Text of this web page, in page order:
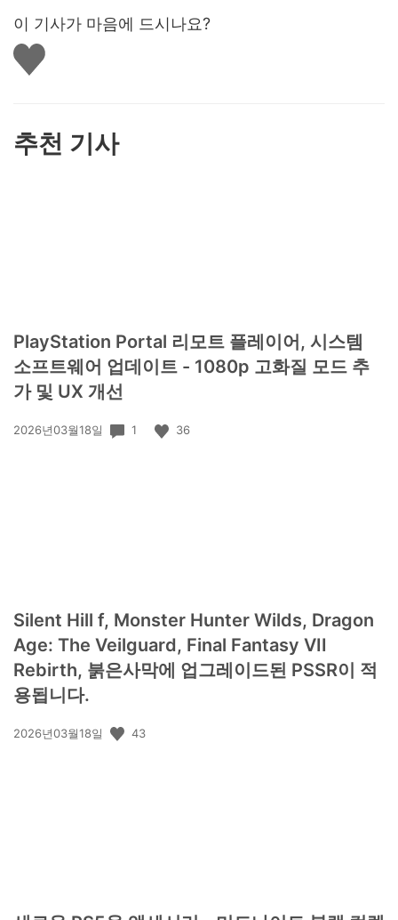
이 기사가 마음에 드시나요?
좋
아
추천 기사
PlayStation Portal 리모트 플레이어, 시스템
소프트웨어 업데이트 - 1080p 고화질 모드 추
가 및 UX 개선
공
2026년03월18일 1 36
Silent Hill f, Monster Hunter Wilds, Dragon
Age: The Veilguard, Final Fantasy VII
Rebirth, 붉은사막에 업그레이드된 PSSR이 적
용됩니다.
공
2026년03월18일 43